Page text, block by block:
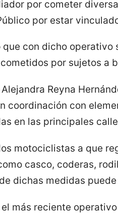
por cometer
por estar
que con dicho
por sujetos a
Alejandra Reyna
coordinación con
en las principales
motociclistas a que
casco, coderas,
dichas medidas
más reciente